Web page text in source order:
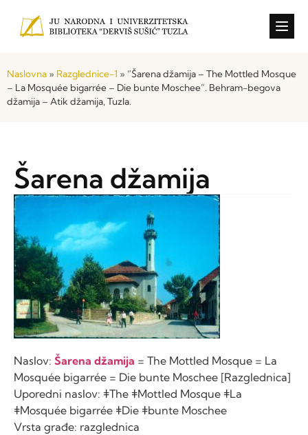
Naslovna » Razglednice-1 » “Šarena džamija – The Mottled Mosque
– La Mosquée bigarrée – Die bunte Moschee”. Behram-begova
džamija – Atik džamija, Tuzla.
Šarena džamija
Naslov: Šarena džamija = The Mottled Mosque = La
Mosquée bigarrée = Die bunte Moschee [Razglednica]
Uporedni naslov: ǂThe ǂMottled Mosque ǂLa
ǂMosquée bigarrée ǂDie ǂbunte Moschee
Vrsta građe: razglednica